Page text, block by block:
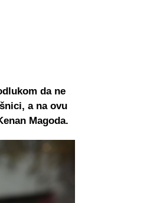
da ne
a na ovu
Magoda.